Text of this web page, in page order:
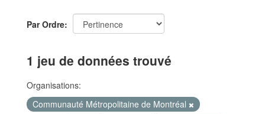
Par Ordre
1 jeu de données trouvé
Organisations:
Communauté Métropolitaine de Montréal